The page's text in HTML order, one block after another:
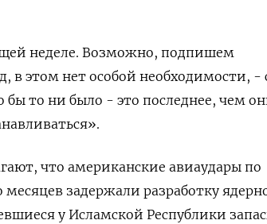
неделе. Возможно, подпишем
в этом нет особой необходимости, -
то ни было - это последнее, чем
что американские авиаудары по
задержали разработку
у Исламской Республики